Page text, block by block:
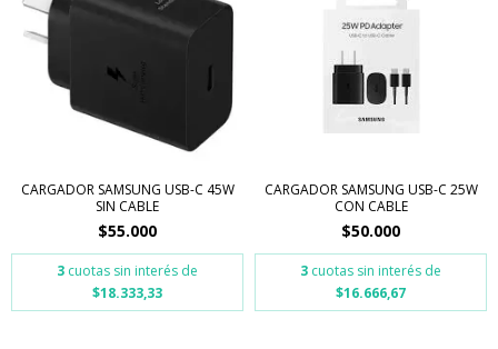
CARGADOR SAMSUNG USB-C 45W
SIN CABLE
$55.000
3 cuotas sin interés de
$18.333,33
CARGADOR SAMSUNG USB-C 25W
CON CABLE
$50.000
3 cuotas sin interés de
$16.666,67